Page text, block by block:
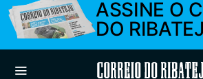
ASSINE O
DO
Correio do